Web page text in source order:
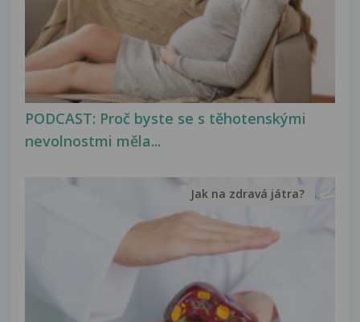
PODCAST: Proč byste se s těhotenskými
nevolnostmi měla...
Jak na zdravá játra?